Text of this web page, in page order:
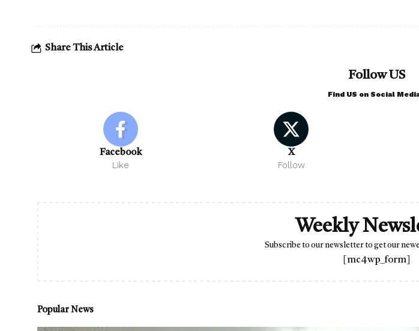
Share This Article
Follow US
Find US on Social
Facebook
Like
X
Follow
Weekly
Subscribe to our newsletter to get our
[mc4wp_form]
Popular News